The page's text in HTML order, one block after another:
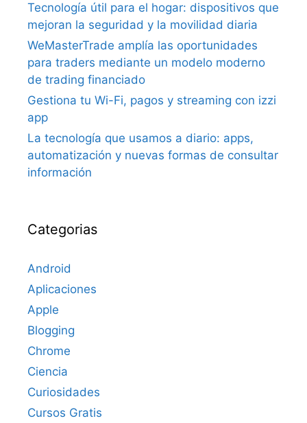
Tecnología útil para el hogar: dispositivos que
mejoran la seguridad y la movilidad diaria
WeMasterTrade amplía las oportunidades
para traders mediante un modelo moderno
de trading financiado
Gestiona tu Wi-Fi, pagos y streaming con izzi
app
La tecnología que usamos a diario: apps,
automatización y nuevas formas de consultar
información
Categorias
Android
Aplicaciones
Apple
Blogging
Chrome
Ciencia
Curiosidades
Cursos Gratis